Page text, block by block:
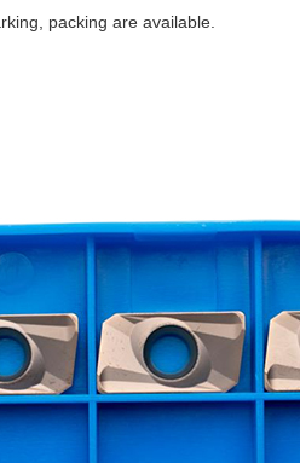
packing are available.